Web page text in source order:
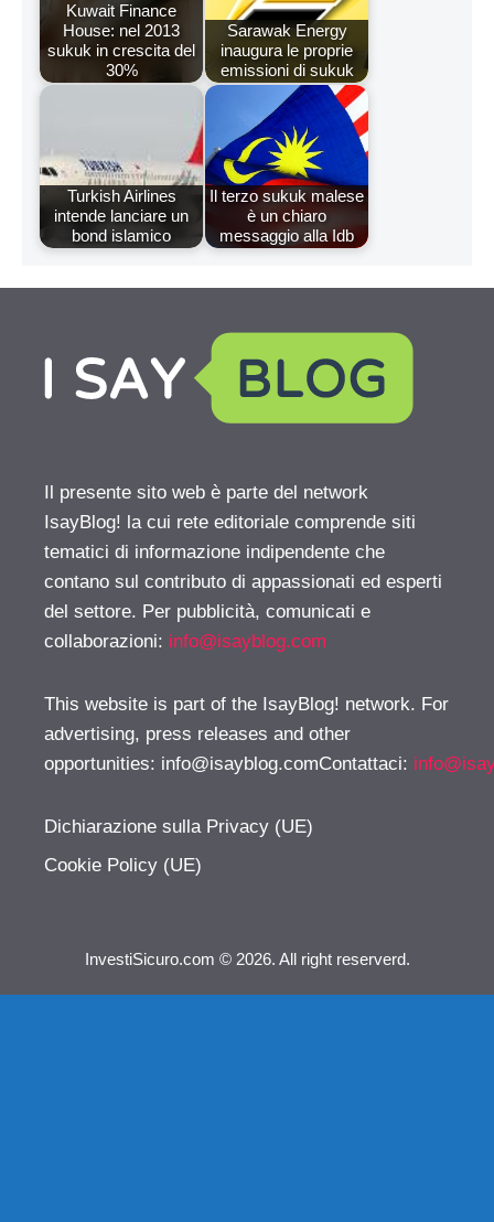
Kuwait Finance
House: nel 2013
sukuk in crescita del
30%
Sarawak Energy
inaugura le proprie
emissioni di sukuk
Turkish Airlines
intende lanciare un
bond islamico
Il terzo sukuk malese
è un chiaro
messaggio alla Idb
Il presente sito web è parte del network
IsayBlog! la cui rete editoriale comprende siti
tematici di informazione indipendente che
contano sul contributo di appassionati ed esperti
del settore. Per pubblicità, comunicati e
collaborazioni: info@isayblog.com
This website is part of the IsayBlog! network. For
advertising, press releases and other
opportunities: info@isayblog.comContattaci:
Dichiarazione sulla Privacy (UE)
Cookie Policy (UE)
InvestiSicuro.com © 2026. All right reserverd.